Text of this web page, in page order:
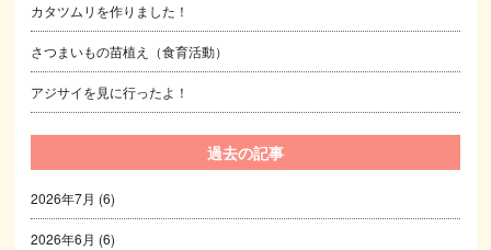
カタツムリを作りました！
さつまいもの苗植え（食育活動）
アジサイを見に行ったよ！
過去の記事
2026年7月 (6)
2026年6月 (6)